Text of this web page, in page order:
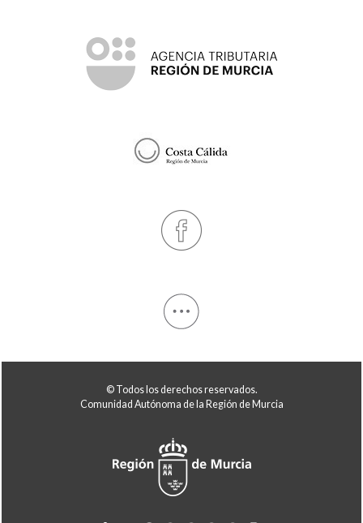
© Todos los derechos reservados.
Comunidad Autónoma de la Región de Murcia